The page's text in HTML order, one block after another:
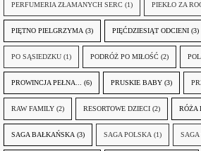
PERFUMERIA ZŁAMANYCH SERC (1) PIEKŁO ZA
PIĘTNO PIELGRZYMA (3) PIĘĆDZIESIĄT ODCIENI (3)
PO SĄSIEDZKU (1) PODRÓŻ PO MIŁOŚĆ (2)
PROWINCJA PEŁNA... (6) PRUSKIE BABY (3)
RAW FAMILY (2) RESORTOWE DZIECI (2) RÓŻA
SAGA BAŁKAŃSKA (3) SAGA POLSKA (1) SAGA